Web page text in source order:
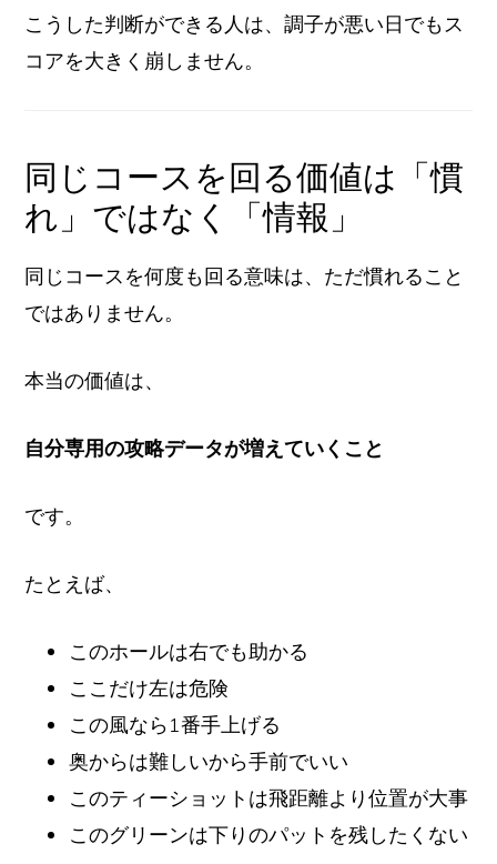
こうした判断ができる人は、調子が悪い日でもス
コアを大きく崩しません。
同じコースを回る価値は「慣
れ」ではなく「情報」
同じコースを何度も回る意味は、ただ慣れること
ではありません。
本当の価値は、
自分専用の攻略データが増えていくこと
です。
たとえば、
このホールは右でも助かる
ここだけ左は危険
この風なら1番手上げる
奥からは難しいから手前でいい
このティーショットは飛距離より位置が大事
このグリーンは下りのパットを残したくない